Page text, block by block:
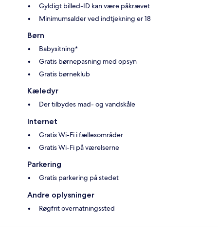
Gyldigt billed-ID kan være påkrævet
Minimumsalder ved indtjekning er 18
Børn
Babysitning*
Gratis børnepasning med opsyn
Gratis børneklub
Kæledyr
Der tilbydes mad- og vandskåle
Internet
Gratis Wi-Fi i fællesområder
Gratis Wi-Fi på værelserne
Parkering
Gratis parkering på stedet
Andre oplysninger
Røgfrit overnatningssted